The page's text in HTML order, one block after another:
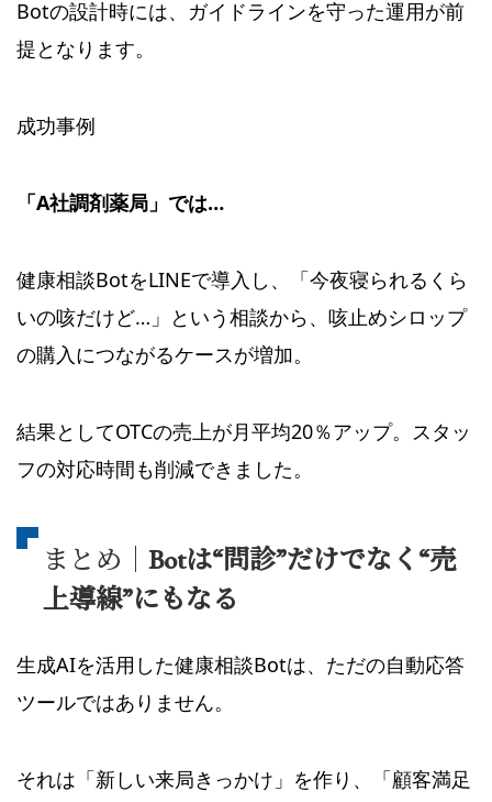
Botの設計時には、ガイドラインを守った運用が前
提となります。
成功事例
「A社調剤薬局」では…
健康相談BotをLINEで導入し、「今夜寝られるくら
いの咳だけど…」という相談から、咳止めシロップ
の購入につながるケースが増加。
結果としてOTCの売上が月平均20％アップ。スタッ
フの対応時間も削減できました。
まとめ｜ Botは“問診”だけでなく“売
上導線”にもなる
生成AIを活用した健康相談Botは、ただの自動応答
ツールではありません。
それは「新しい来局きっかけ」を作り、「顧客満足